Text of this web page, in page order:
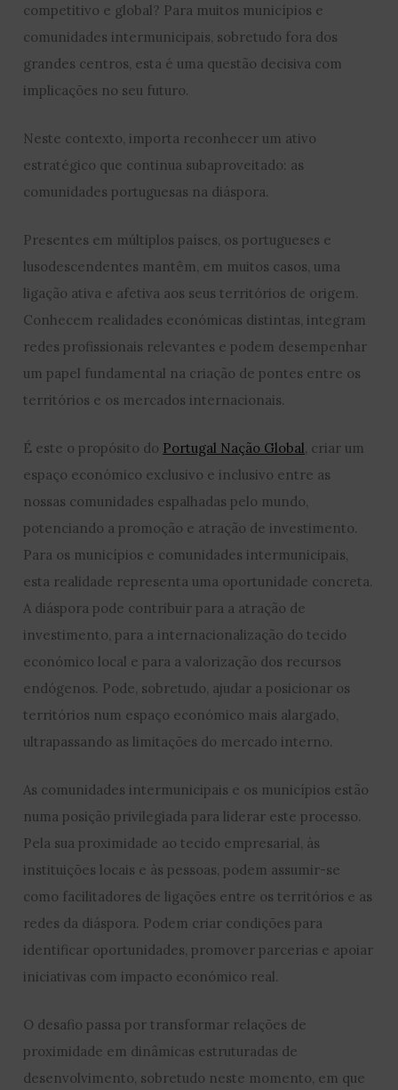
competitivo e global? Para muitos municípios e
comunidades intermunicipais, sobretudo fora dos
grandes centros, esta é uma questão decisiva com
implicações no seu futuro.
Neste contexto, importa reconhecer um ativo
estratégico que continua subaproveitado: as
comunidades portuguesas na diáspora.
Presentes em múltiplos países, os portugueses e
lusodescendentes mantêm, em muitos casos, uma
ligação ativa e afetiva aos seus territórios de origem.
Conhecem realidades económicas distintas, integram
redes profissionais relevantes e podem desempenhar
um papel fundamental na criação de pontes entre os
territórios e os mercados internacionais.
É este o propósito do Portugal Nação Global, criar um
espaço económico exclusivo e inclusivo entre as
nossas comunidades espalhadas pelo mundo,
potenciando a promoção e atração de investimento.
Para os municípios e comunidades intermunicipais,
esta realidade representa uma oportunidade concreta.
A diáspora pode contribuir para a atração de
investimento, para a internacionalização do tecido
económico local e para a valorização dos recursos
endógenos. Pode, sobretudo, ajudar a posicionar os
territórios num espaço económico mais alargado,
ultrapassando as limitações do mercado interno.
As comunidades intermunicipais e os municípios estão
numa posição privilegiada para liderar este processo.
Pela sua proximidade ao tecido empresarial, às
instituições locais e às pessoas, podem assumir-se
como facilitadores de ligações entre os territórios e as
redes da diáspora. Podem criar condições para
identificar oportunidades, promover parcerias e apoiar
iniciativas com impacto económico real.
O desafio passa por transformar relações de
proximidade em dinâmicas estruturadas de
desenvolvimento, sobretudo neste momento, em que